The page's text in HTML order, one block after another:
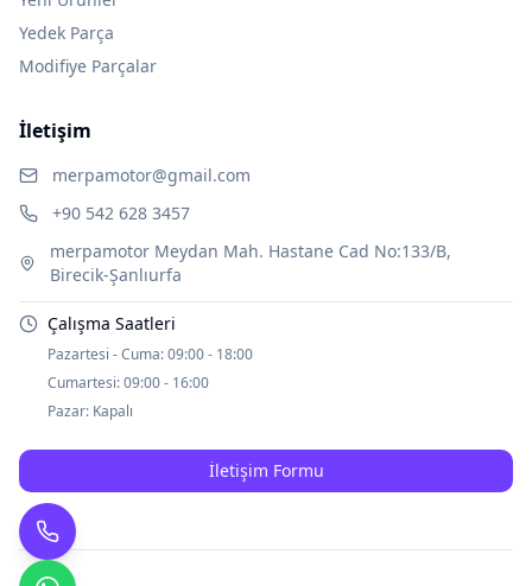
Yedek Parça
Modifiye Parçalar
İletişim
merpamotor@gmail.com
+90 542 628 3457
merpamotor Meydan Mah. Hastane Cad No:133/B,
Birecik-Şanlıurfa
Çalışma Saatleri
Pazartesi - Cuma:09:00 - 18:00
Cumartesi:09:00 - 16:00
Pazar: Kapalı
İletişim Formu